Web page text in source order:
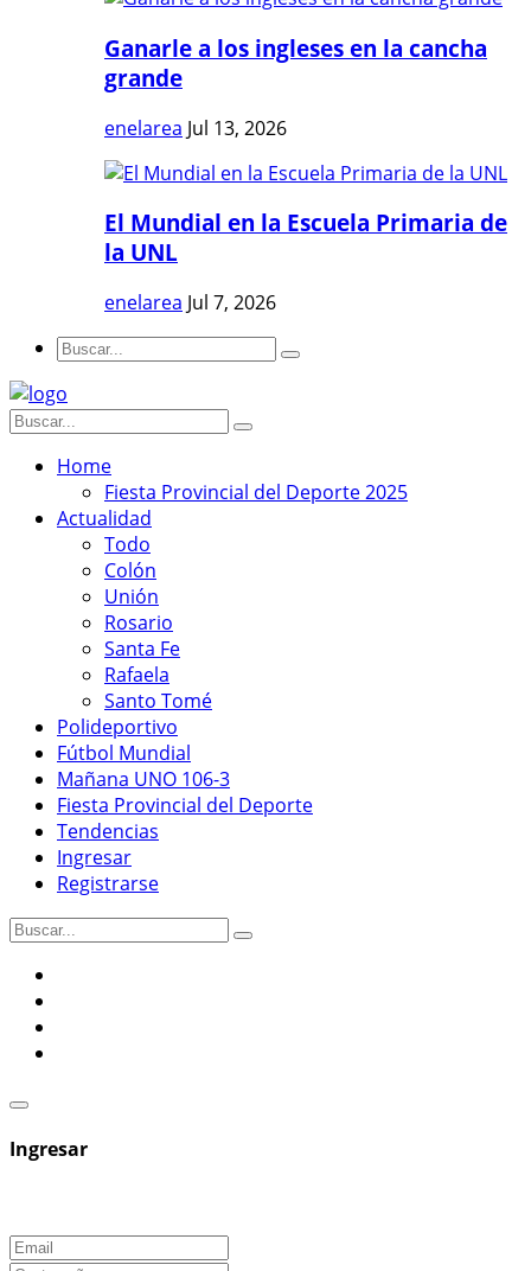
Ganarle a los ingleses en la cancha
grande
enelarea Jul 13, 2026
El Mundial en la Escuela Primaria de
la UNL
enelarea Jul 7, 2026
Home
Fiesta Provincial del Deporte 2025
Actualidad
Todo
Colón
Unión
Rosario
Santa Fe
Rafaela
Santo Tomé
Polideportivo
Fútbol Mundial
Mañana UNO 106-3
Fiesta Provincial del Deporte
Tendencias
Ingresar
Registrarse
Ingresar